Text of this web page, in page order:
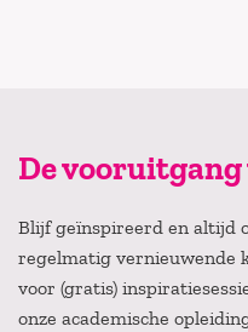
De
Blijf geïnspireerd en altijd
regelmatig vernieuwende
voor (gratis)
onze academische